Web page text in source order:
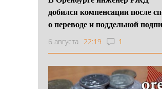
добился компенсации после
о переводе и поддельной
6 августа 22:19 1